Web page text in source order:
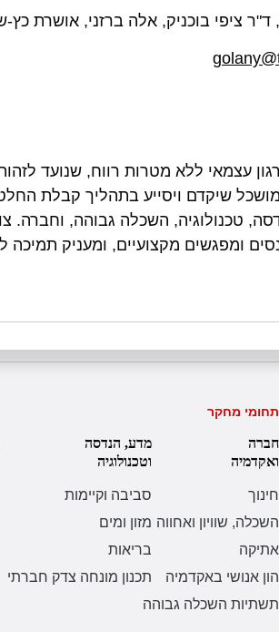
ציפי בוכניק, אלה ברזני, אושרת
שמואל נאמן הוקם בטכניון בשנת 1978 כארגון עצמאי
שיקדם ויסייע בתהליך קבלת
טכנולוגיה, השכלה גבוהה, וחברה.
ומפגשים מקצועיים, ומעניק תמיכה
תחומי מחקר
חברה
ואקדמיה
חינוך
השכלה, שוויון ואחווה
אתיקה
הון אנושי באקדמיה
תשתיות השכלה גבוהה
מדע, הנדסה
וטכנולוגיה
סביבה וקיימות
מזון ומים
בריאות
תכנון מונחה צדק חברתי